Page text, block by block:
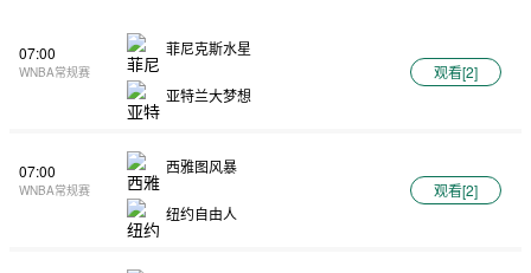
07:00
WNBA常规赛
菲尼克斯水星
亚特兰大梦想
观看[2]
07:00
WNBA常规赛
西雅图风暴
纽约自由人
观看[2]